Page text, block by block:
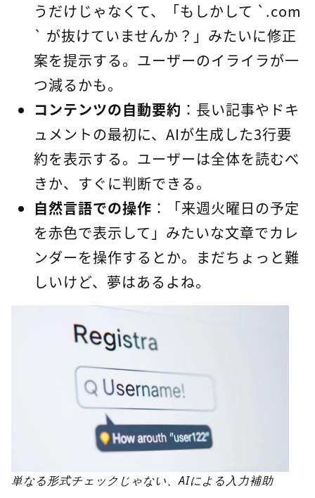
うだけじゃなくて、「もしかして `.com
` が抜けていませんか？」みたいに修正
案を提示する。ユーザーのイライラが一
つ減るかも。
コンテンツの自動要約 ：長い記事やドキ
ュメントの最初に、AIが生成した3行要
約を表示する。ユーザーは全体を読むべ
きか、すぐに判断できる。
自然言語での操作 ：「来週火曜日の予定
を赤色で表示して」みたいな文章でカレ
ンダーを操作するとか。まだちょっと難
しいけど、夢はあるよね。
単なる形式チェックじゃない、AIによる入力補助